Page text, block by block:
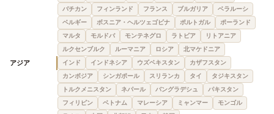
バチカン
フィンランド フランス ブルガリア
ベラルーシ
ベルギー
ボスニア・ヘルツェゴビナ ポルトガル
ポーランド
マルタ
モルドバ モンテネグロ ラトビア
リトアニア
ルクセンブルク
ルーマニア ロシア 北マケドニア
アジア インド インドネシア ウズベキスタン
カザフスタン
カンボジア
シンガポール スリランカ タイ
タジキスタン
トルクメニスタン
ネパール バングラデシュ
パキスタン
フィリピン
ベトナム マレーシア ミャンマー
モンゴル